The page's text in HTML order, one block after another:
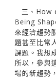
三、How
Being
來經濟趨勢
題甚至比常
課題。我想
所以，參與
場的新趨勢